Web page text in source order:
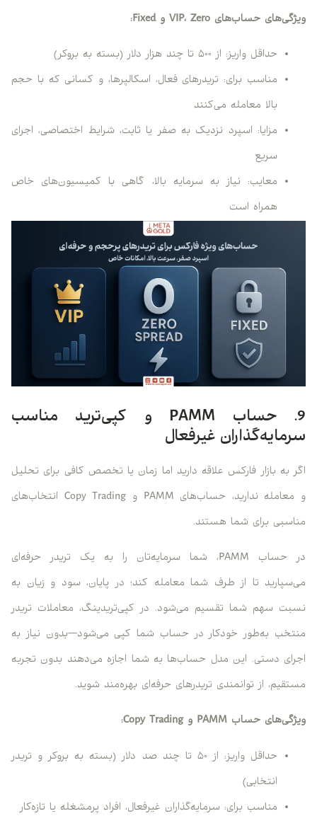
ویژگی‌های حساب‌های VIP، Zero و Fixed:
حداقل واریز: از ۵۰۰ تا چند هزار دلار (بسته به بروکر)
مناسب برای: تریدرهای فعال، اسکالپرها، و کسانی که با حجم
بالا معامله می‌کنند
مزایا: اسپرد نزدیک به صفر یا ثابت، شرایط اختصاصی، اجرای
سریع
معایب: نیاز به سرمایه بالا، گاهی با کمیسیون‌های خاص
همراه است
9. حساب PAMM و کپی‌ترید مناسب
سرمایه‌گذاران غیرفعال
اگر به بازار فارکس علاقه دارید اما زمان یا تخصص کافی برای تحلیل
و معامله ندارید، حساب‌های PAMM و Copy Trading انتخاب‌های
مناسبی برای شما هستند.
در حساب PAMM، شما سرمایه‌تان را به یک تریدر حرفه‌ای
می‌سپارید تا از طرف شما معامله کند؛ در پایان، سود و زیان به
نسبت سهم شما تقسیم می‌شود. در کپی‌تریدینگ، معاملات تریدر
منتخب به‌طور خودکار در حساب شما کپی می‌شود—بدون نیاز به
اجرای دستی. این مدل حساب‌ها به شما اجازه می‌دهند بدون تجربه
مستقیم، از توانمندی تریدرهای حرفه‌ای بهره‌مند شوید.
ویژگی‌های حساب PAMM و Copy Trading:
حداقل واریز: از ۵۰ تا چند صد دلار (بسته به بروکر و تریدر
انتخابی)
مناسب برای: سرمایه‌گذاران غیرفعال، افراد پرمشغله یا تازه‌کار